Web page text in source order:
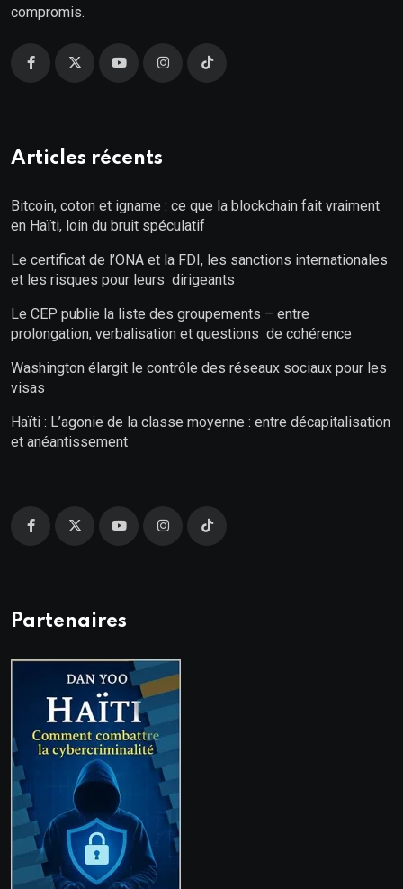
compromis.
Articles récents
Bitcoin, coton et igname : ce que la blockchain fait vraiment
en Haïti, loin du bruit spéculatif
Le certificat de l’ONA et la FDI, les sanctions internationales
et les risques pour leurs dirigeants
Le CEP publie la liste des groupements – entre
prolongation, verbalisation et questions de cohérence
Washington élargit le contrôle des réseaux sociaux pour les
visas
Haïti : L’agonie de la classe moyenne : entre décapitalisation
et anéantissement
Partenaires